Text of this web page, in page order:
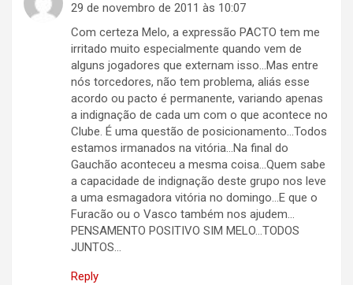
29 de novembro de 2011 às 10:07
Com certeza Melo, a expressão PACTO tem me
irritado muito especialmente quando vem de
alguns jogadores que externam isso…Mas entre
nós torcedores, não tem problema, aliás esse
acordo ou pacto é permanente, variando apenas
a indignação de cada um com o que acontece no
Clube. É uma questão de posicionamento…Todos
estamos irmanados na vitória…Na final do
Gauchão aconteceu a mesma coisa…Quem sabe
a capacidade de indignação deste grupo nos leve
a uma esmagadora vitória no domingo…E que o
Furacão ou o Vasco também nos ajudem…
PENSAMENTO POSITIVO SIM MELO…TODOS
JUNTOS…
Reply